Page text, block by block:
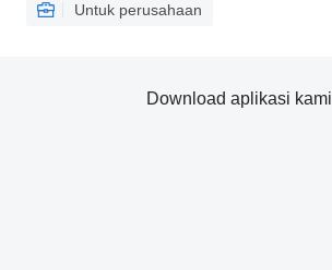
Untuk perusahaan
Download aplikasi kami